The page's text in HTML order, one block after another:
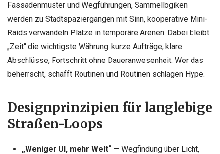
Fassadenmuster und Wegführungen, Sammellogiken
werden zu Stadtspaziergängen mit Sinn, kooperative Mini-
Raids verwandeln Plätze in temporäre Arenen. Dabei bleibt
„Zeit“ die wichtigste Währung: kurze Aufträge, klare
Abschlüsse, Fortschritt ohne Daueranwesenheit. Wer das
beherrscht, schafft Routinen und Routinen schlagen Hype.
Designprinzipien für langlebige
Straßen-Loops
„Weniger UI, mehr Welt“— Wegfindung über Licht,